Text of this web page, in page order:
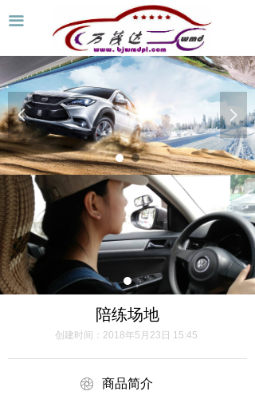
넳 넲
끀
首页
关于我们
陪练协议
陪练价格
陪练场地
陪练车型
新闻资讯
联系我们
陪练场地
商品简介
创建时间： 2018年5月23日 15:45
ꁵ